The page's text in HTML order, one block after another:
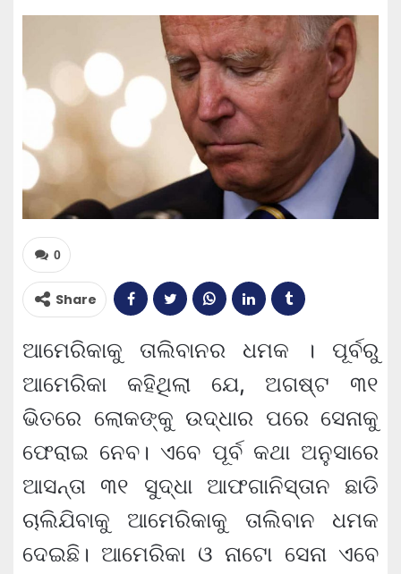
0
Share
ଆମେରିକାକୁ ତାଲିବାନର ଧମକ । ପୂର୍ବରୁ
ଆମେରିକା କହିଥିଲା ଯେ, ଅଗଷ୍ଟ ୩୧
ଭିତରେ ଲୋକଙ୍କୁ ଉଦ୍ଧାର ପରେ ସେନାକୁ
ଫେରାଇ ନେବ। ଏବେ ପୂର୍ବ କଥା ଅନୁସାରେ
ଆସନ୍ତା ୩୧ ସୁଦ୍ଧା ଆଫଗାନିସ୍ତାନ ଛାଡି
ଚାଲିଯିବାକୁ ଆମେରିକାକୁ ତାଲିବାନ ଧମକ
ଦେଇଛି। ଆମେରିକା ଓ ନାଟୋ ସେନା ଏବେ